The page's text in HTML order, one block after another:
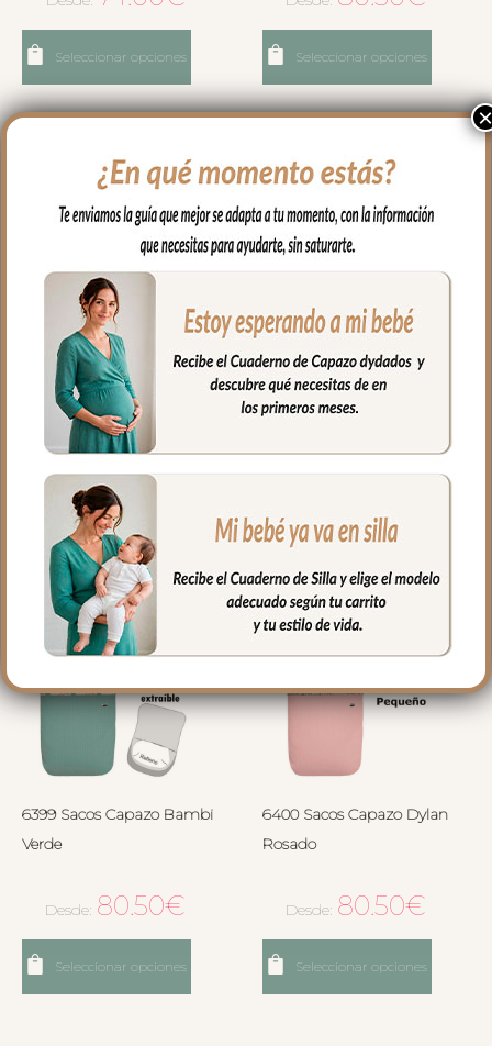
Seleccionar opciones Seleccionar opciones
6397 Sacos Capazo Bambi
Rosado
Desde:80.50€
Seleccionar opciones
6398 Sacos Capazo Bambi
Tostado
Desde:80.50€
6399 Sacos Capazo Bambi
Verde
Desde: 80.50€
Seleccionar opciones
6400 Sacos Capazo Dylan
Rosado
Desde: 80.50€
Seleccionar opciones
×